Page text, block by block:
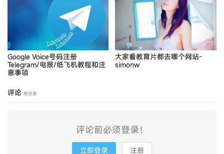
Google Voice号码注册
Telegram/电报/纸飞机教程和注
意事项
大家看教育片都去哪个网站-
simonw
评论 抢沙发
评论前必须登录！
立即登录 注册